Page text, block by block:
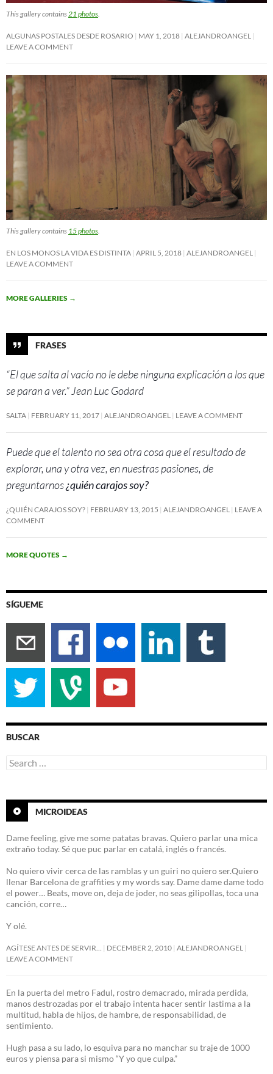
This gallery contains 21 photos
ALGUNAS POSTALES DESDE ROSARIO MAY 1, 2018 ALEJANDROANGEL
LEAVE A COMMENT
This gallery contains 15 photos
EN LOS MONOS LA VIDA ES DISTINTA APRIL 5, 2018 ALEJANDROANGEL
LEAVE A COMMENT
MORE GALLERIES →
FRASES
“El que salta al vacío no le debe ninguna explicación a los que
se paran a ver.” Jean Luc Godard
SALTA FEBRUARY 11, 2017 ALEJANDROANGEL LEAVE A COMMENT
Puede que el talento no sea otra cosa que el resultado de
explorar, una y otra vez, en nuestras pasiones, de
preguntarnos¿quién carajos soy?
¿QUIÉN CARAJOS SOY? FEBRUARY 13, 2015 ALEJANDROANGEL
LEAVE A
COMMENT
MORE QUOTES →
SÍGUEME
BUSCAR
Search
for:
MICROIDEAS
Dame feeling, give me some patatas bravas. Quiero parlar una mica
extraño today. Sé que puc parlar en catalá, inglés o francés.
No quiero vivir cerca de las ramblas y un guiri no quiero ser.Quiero
llenar Barcelona de graffities y my words say. Dame dame dame todo
el power… Beats, move on, deja de joder, no seas gilipollas, toca una
canción, corre…
Y olé.
AGÍTESE ANTES DE SERVIR… DECEMBER 2, 2010 ALEJANDROANGEL
LEAVE A COMMENT
En la puerta del metro Fadul, rostro demacrado, mirada perdida,
manos destrozadas por el trabajo intenta hacer sentir lastima a la
multitud, habla de hijos, de hambre, de responsabilidad, de
sentimiento.
Hugh pasa a su lado, lo esquiva para no manchar su traje de 1000
euros y piensa para si mismo “Y yo que culpa.”